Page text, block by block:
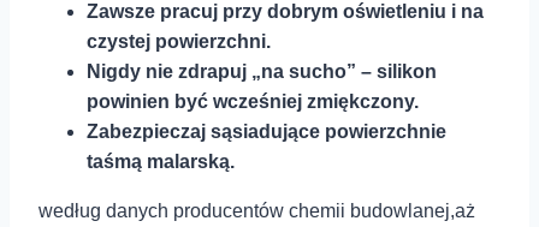
Zawsze pracuj przy ⁢dobrym⁣ oświetleniu i ‍na
czystej powierzchni.
Nigdy nie zdrapuj „na sucho” – silikon
powinien być wcześniej ‌zmiękczony.
Zabezpieczaj‌ sąsiadujące powierzchnie
taśmą malarską.
według danych⁤ producentów chemii budowlanej,aż